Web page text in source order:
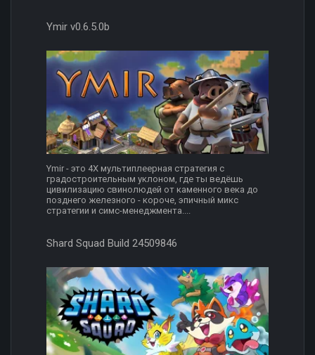
Ymir v0.6.5.0b
Ymir - это 4X мультиплеерная стратегия с
градостроительным уклоном, где ты ведёшь
цивилизацию свинолюдей от каменного века до
позднего железного - короче, эпичный микс
стратегии и симс-менеджмента....
Shard Squad Build 24509846